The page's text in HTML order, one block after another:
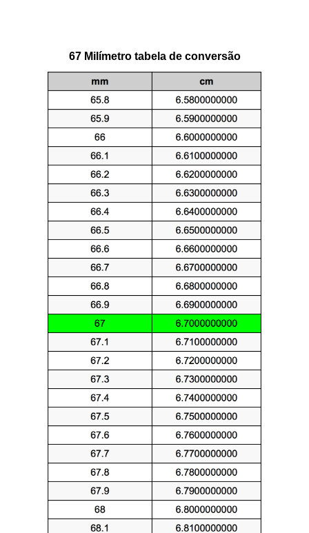
67 Milímetro tabela de conversão